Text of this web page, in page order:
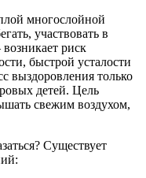
многослойной
участвовать в
риск
быстрой усталости
выздоровления только
детей. Цель
свежим воздухом,
Существует